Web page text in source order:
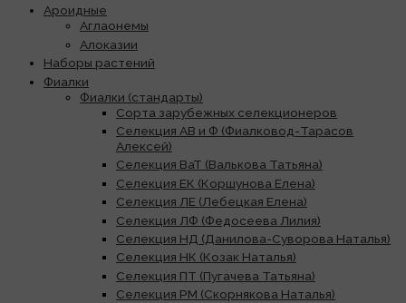
Ароидные
Аглаонемы
Алоказии
Наборы растений
Фиалки
Фиалки (стандарты)
Сорта зарубежных селекционеров
Селекция АВ и Ф (Фиалковод-Тарасов
Алексей)
Селекция ВаТ (Валькова Татьяна)
Селекция ЕК (Коршунова Елена)
Селекция ЛЕ (Лебецкая Елена)
Селекция ЛФ (Федосеева Лилия)
Селекция НД (Данилова-Суворова Наталья)
Селекция НК (Козак Наталья)
Селекция ПТ (Пугачева Татьяна)
Селекция РМ (Скорнякова Наталья)